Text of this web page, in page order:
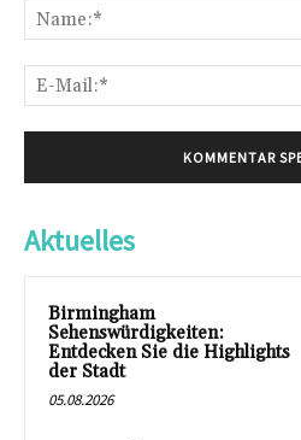
Aktuelles
Birmingham
Sehenswürdigkeiten:
Entdecken Sie die Highlights
der Stadt
05.08.2026